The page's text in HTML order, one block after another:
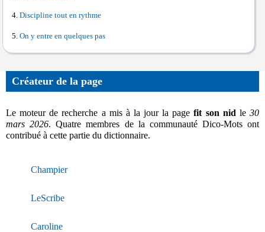
Discipline tout en rythme
On y entre en quelques pas
Créateur de la page
Le moteur de recherche a mis à la jour la pagefit son nid le30
mars 2026. Quatre membres de la communauté Dico-Mots ont
contribué à cette partie du dictionnaire.
Champier
LeScribe
Caroline